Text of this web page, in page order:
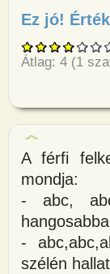
Ez jó!
Átlag: 4 (1
A férfi
mondja:
- abc,
-
szélén